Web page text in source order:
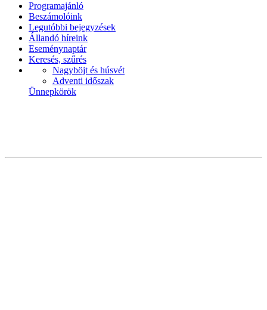
Programajánló
Beszámolóink
Legutóbbi bejegyzések
Állandó híreink
Eseménynaptár
Keresés, szűrés
Nagyböjt és húsvét
Adventi időszak
Ünnepkörök